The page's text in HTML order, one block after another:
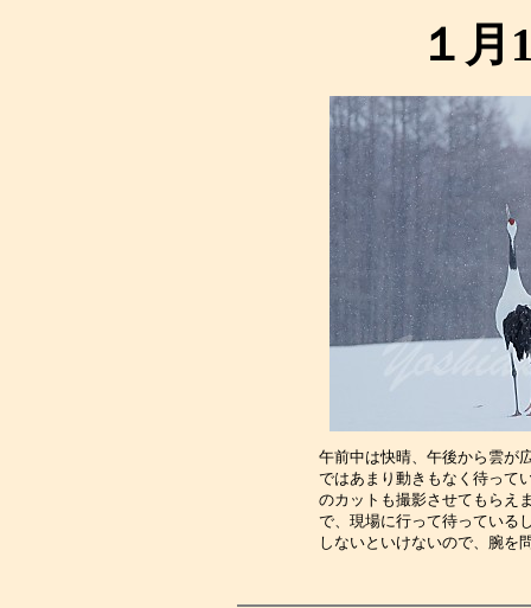
１月
午前中は快晴、午後から雲が
ではあまり動きもなく待って
のカットも撮影させてもらえ
で、現場に行って待っている
しないといけな